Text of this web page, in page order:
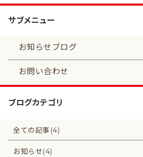
サブメニュー
お知らせブログ
お問い合わせ
ブログカテゴリ
全ての記事(4)
お知らせ(4)